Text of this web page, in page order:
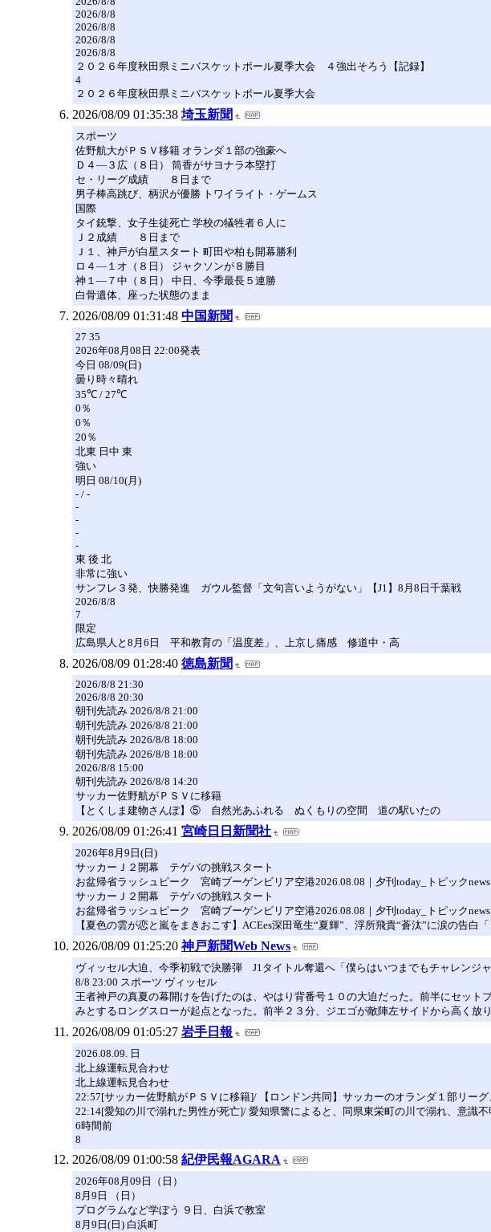
2026/8/8
2026/8/8
2026/8/8
2026/8/8
２０２６年度秋田県ミニバスケットボール夏季大会 ４強出そろう【記録】
4
２０２６年度秋田県ミニバスケットボール夏季大会
2026/08/09 01:35:38 埼玉新聞
スポーツ
佐野航大がＰＳＶ移籍 オランダ１部の強豪へ
Ｄ４―３広（８日） 筒香がサヨナラ本塁打
セ・リーグ成績 ８日まで
男子棒高跳び、柄沢が優勝 トワイライト・ゲームス
国際
タイ銃撃、女子生徒死亡 学校の犠牲者６人に
Ｊ２成績 ８日まで
Ｊ１、神戸が白星スタート 町田や柏も開幕勝利
ロ４―１オ（８日） ジャクソンが８勝目
神１―７中（８日） 中日、今季最長５連勝
白骨遺体、座った状態のまま
2026/08/09 01:31:48 中国新聞
27 35
2026年08月08日 22:00発表
今日 08/09(日)
曇り時々晴れ
35℃ / 27℃
0％
0％
20％
北東 日中 東
強い
明日 08/10(月)
- / -
-
-
-
-
東 後 北
非常に強い
サンフレ３発、快勝発進 ガウル監督「文句言いようがない」【J1】8月8日千葉戦
2026/8/8
7
限定
広島県人と8月6日 平和教育の「温度差」、上京し痛感 修道中・高
2026/08/09 01:28:40 徳島新聞
2026/8/8 21:30
2026/8/8 20:30
朝刊先読み 2026/8/8 21:00
朝刊先読み 2026/8/8 21:00
朝刊先読み 2026/8/8 18:00
朝刊先読み 2026/8/8 18:00
2026/8/8 15:00
朝刊先読み 2026/8/8 14:20
サッカー佐野航がＰＳＶに移籍
【とくしま建物さんぽ】⑤ 自然光あふれる ぬくもりの空間 道の駅いたの
2026/08/09 01:26:41 宮崎日日新聞社
2026年8月9日(日)
サッカーＪ２開幕 テゲバの挑戦スタート
お盆帰省ラッシュピーク 宮崎ブーゲンビリア空港2026.08.08｜夕刊today_トピックnews
サッカーＪ２開幕 テゲバの挑戦スタート
お盆帰省ラッシュピーク 宮崎ブーゲンビリア空港2026.08.08｜夕刊today_トピックnews
【夏色の雲が恋と嵐をまきおこす】ACEes深田竜生“夏輝”、浮所飛貴“蒼汰”に涙の告白「
2026/08/09 01:25:20 神戸新聞Web News
ヴィッセル大迫、今季初戦で決勝弾 J1タイトル奪還へ「僕らはいつまでもチャレンジャ
8/8 23:00 スポーツ ヴィッセル
王者神戸の真夏の幕開けを告げたのは、やはり背番号１０の大迫だった。前半にセッ
みとするロングスローが起点となった。前半２３分、ジエゴが敵陣左サイドから高く放
2026/08/09 01:05:27 岩手日報
2026.08.09. 日
北上線運転見合わせ
北上線運転見合わせ
22:57[サッカー佐野航がＰＳＶに移籍]/ 【ロンドン共同】サッカーのオランダ１部リー
22:14[愛知の川で溺れた男性が死亡]/ 愛知県警によると、同県東栄町の川で溺れ、意識
6時間前
8
2026/08/09 01:00:58 紀伊民報AGARA
2026年08月09日（日）
8月9日 （日）
プログラムなど学ぼう ９日、白浜で教室
8月9日(日) 白浜町